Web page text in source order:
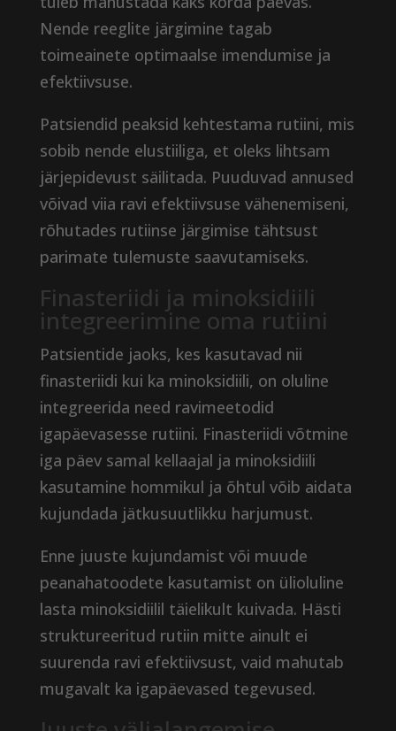
Nende reeglite järgimine tagab
toimeainete optimaalse imendumise ja
efektiivsuse.
Patsiendid peaksid kehtestama rutiini, mis
sobib nende elustiiliga, et oleks lihtsam
järjepidevust säilitada. Puuduvad annused
võivad viia ravi efektiivsuse vähenemiseni,
rõhutades rutiinse järgimise tähtsust
parimate tulemuste saavutamiseks.
Finasteriidi ja minoksidiili
integreerimine oma rutiini
Patsientide jaoks, kes kasutavad nii
finasteriidi kui ka minoksidiili, on oluline
integreerida need ravimeetodid
igapäevasesse rutiini. Finasteriidi võtmine
iga päev samal kellaajal ja minoksidiili
kasutamine hommikul ja õhtul võib aidata
kujundada jätkusuutlikku harjumust.
Enne juuste kujundamist või muude
peanahatoodete kasutamist on ülioluline
lasta minoksidiilil täielikult kuivada. Hästi
struktureeritud rutiin mitte ainult ei
suurenda ravi efektiivsust, vaid mahutab
mugavalt ka igapäevased tegevused.